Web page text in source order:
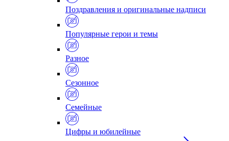
Поздравления и оригинальные надписи
Популярные герои и темы
Разное
Сезонное
Семейные
Цифры и юбилейные